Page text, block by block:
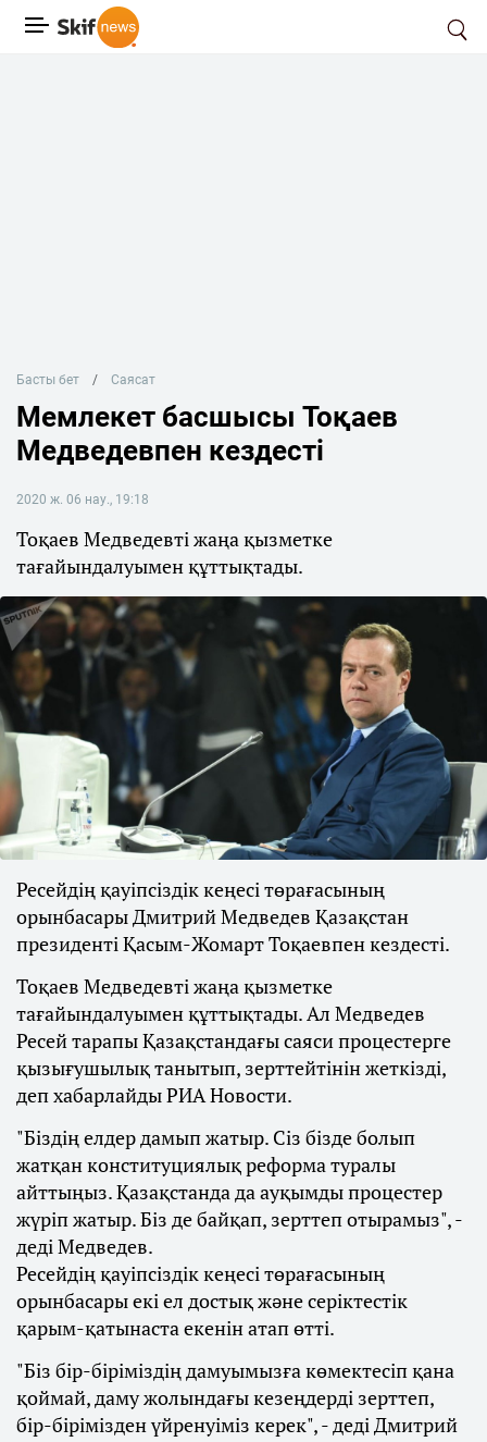
Басты бет Саясат
Мемлекет басшысы Тоқаев
Медведевпен кездесті
2020 ж. 06 нау., 19:18
Тоқаев Медведевті жаңа қызметке
тағайындалуымен құттықтады.
Ресейдің қауіпсіздік кеңесі төрағасының
орынбасары Дмитрий Медведев Қазақстан
президенті Қасым-Жомарт Тоқаевпен кездесті.
Тоқаев Медведевті жаңа қызметке
тағайындалуымен құттықтады. Ал Медведев
Ресей тарапы Қазақстандағы саяси процестерге
қызығушылық танытып, зерттейтінін жеткізді,
деп хабарлайды РИА Новости.
"Біздің елдер дамып жатыр. Сіз бізде болып
жатқан конституциялық реформа туралы
айттыңыз. Қазақстанда да ауқымды процестер
жүріп жатыр. Біз де байқап, зерттеп отырамыз", -
деді Медведев.
Ресейдің қауіпсіздік кеңесі төрағасының
орынбасары екі ел достық және серіктестік
қарым-қатынаста екенін атап өтті.
"Біз бір-біріміздің дамуымызға көмектесіп қана
қоймай, даму жолындағы кезеңдерді зерттеп,
бір-бірімізден үйренуіміз керек", - деді Дмитрий